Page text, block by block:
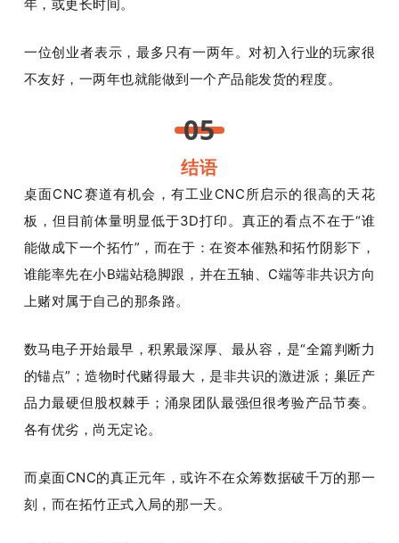
年，或更长时间。
一位创业者表示，最多只有一两年。对初入行业的玩家很
不友好，一两年也就能做到一个产品能发货的程度。
05
结语
桌面CNC赛道有机会，有工业CNC所启示的很高的天花
板，但目前体量明显低于3D打印。真正的看点不在于“谁
能做成下一个拓竹”，而在于：在资本催熟和拓竹阴影下，
谁能率先在小B端站稳脚跟，并在五轴、C端等非共识方向
上赌对属于自己的那条路。
数马电子开始最早，积累最深厚、最从容，是“全篇判断力
的锚点”；造物时代赌得最大，是非共识的激进派；巢匠产
品力最硬但股权棘手；涌泉团队最强但很考验产品节奏。
各有优劣，尚无定论。
而桌面CNC的真正元年，或许不在众筹数据破千万的那一
刻，而在拓竹正式入局的那一天。